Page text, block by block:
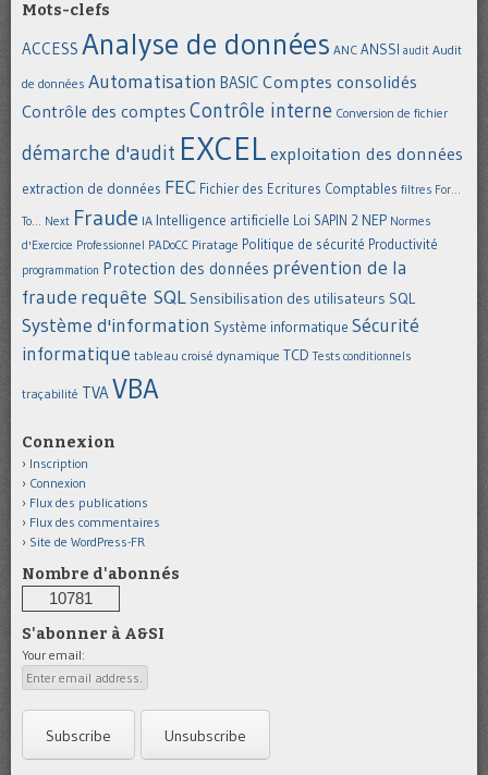
Mots-clefs
ACCESS Analyse de données ANC ANSSI audit Audit
de données Automatisation BASIC Comptes consolidés
Contrôle des comptes Contrôle interne Conversion de fichier
démarche d'audit EXCEL exploitation des données
extraction de données FEC Fichier des Ecritures Comptables filtres For...
To... Next Fraude IA Intelligence artificielle Loi SAPIN 2 NEP Normes
d'Exercice Professionnel PADoCC Piratage Politique de sécurité Productivité
programmation Protection des données prévention de la
fraude requête SQL Sensibilisation des utilisateurs SQL
Système d'information Système informatique Sécurité
informatique tableau croisé dynamique TCD Tests conditionnels
traçabilité TVAVBA
Connexion
Inscription
Connexion
Flux des publications
Flux des commentaires
Site de WordPress-FR
Nombre d'abonnés
10781
S'abonner à A&SI
Your email: